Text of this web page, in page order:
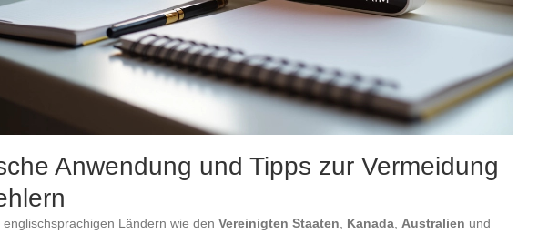
Anwendung und Tipps zur Vermeidung
Ländern wie den Vereinigten Staaten Kanada Australien und